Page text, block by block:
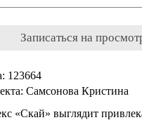
Записаться на
123664
Самсонова Кристина
«Скай» выглядит